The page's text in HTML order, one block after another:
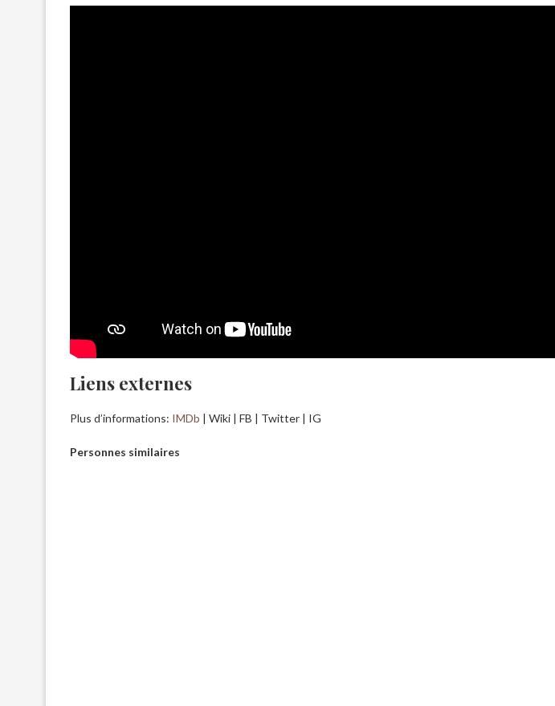
Liens externes
Plus d’informations: IMDb | Wiki | FB | Twitter | IG
Personnes similaires